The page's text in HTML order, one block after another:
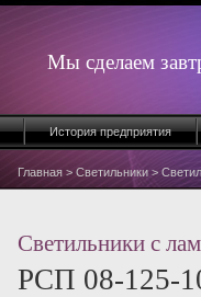
Мы сделаем
История предприятия
Главная > Светильники >
Светильники с
РСП 08-125-